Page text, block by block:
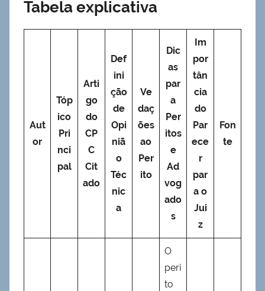
Tabela explicativa
Aut
or
Tóp
ico
Pri
nci
pal
Arti
go
do
CP
C
Cit
ado
Def
ini
ção
de
Opi
niã
o
Téc
nic
a
Ve
daç
ões
ao
Per
ito
Dic
as
par
a
Per
itos
e
Ad
vog
ado
s
Im
por
tân
cia
do
Par
ece
r
par
a o
Jui
z
Fon
te
O
peri
to